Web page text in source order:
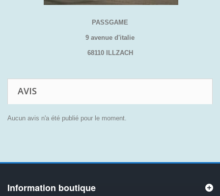
PASSGAME
9 avenue d'italie
68110 ILLZACH
AVIS
Aucun avis n'a été publié pour le moment.
Information boutique